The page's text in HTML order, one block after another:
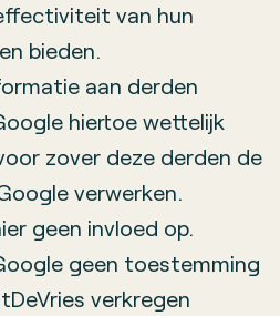
van hun
bieden.
aan derden
hiertoe wettelijk
zover deze derden de
verwerken.
geen invloed op.
geen toestemming
verkregen